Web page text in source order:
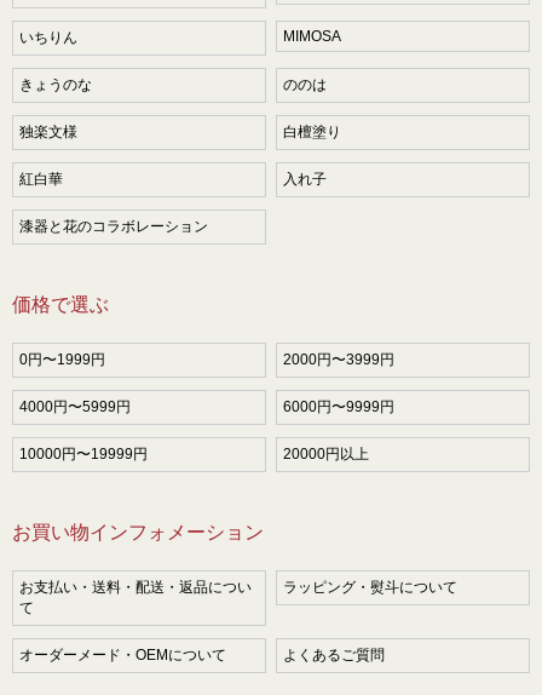
いちりん MIMOSA
きょうのな ののは
独楽文様 白檀塗り
紅白華 入れ子
漆器と花のコラボレーション
価格で選ぶ
0円〜1999円 2000円〜3999円
4000円〜5999円 6000円〜9999円
10000円〜19999円 20000円以上
お買い物インフォメーション
お支払い・送料・配送・返品につい
て
ラッピング・熨斗について
オーダーメード・OEMについて よくあるご質問